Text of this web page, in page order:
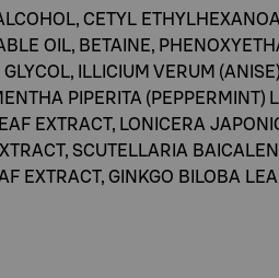
CETYL
OIL, BETAINE,
ILLICIUM VERUM
PIPERITA (PEPPERMINT)
EXTRACT, LONICERA
SCUTELLARIA
EXTRACT, GINKGO BILOBA